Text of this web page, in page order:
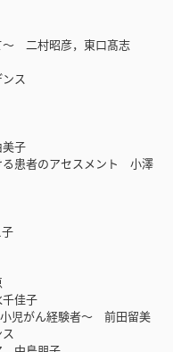
二村昭彦，東口髙志
ス
子
る患者のアセスメント 小澤
佳子
児がん経験者～ 前田留美